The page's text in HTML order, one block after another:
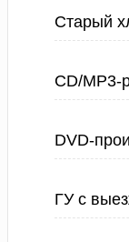
Старый
CD/MP3-
DVD-
ГУ с